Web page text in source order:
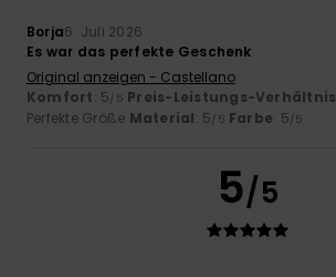
Borja6. Juli 2026
Es war das perfekte Geschenk
Original anzeigen - Castellano
Komfort: 5/5 Preis-Leistungs-Verhältnis
Perfekte Größe Material: 5/5 Farbe: 5/5
5/5